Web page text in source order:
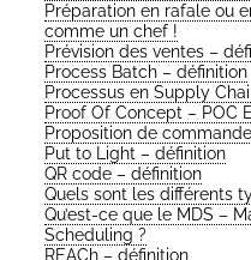
Pré­pa­ra­tion en rafale ou
comme un chef !
Pré­vi­sion des ventes –
Pro­cess Batch – définition
Pro­ces­sus en Sup­ply
Proof Of Concept – POC
Pro­po­si­tion de commande
Put to Light – définition
QR code – définition
Quels sont les dif­fé­rents
Qu’est-ce que le MDS –
Scheduling ?
REACh – définition